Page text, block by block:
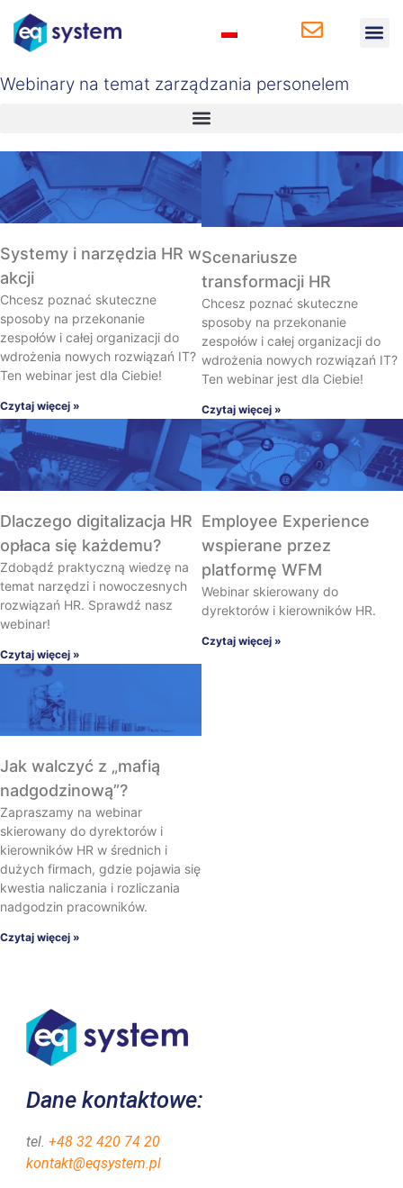
Webinary na temat zarządzania personelem
Systemy i narzędzia HR w
akcji
Chcesz poznać skuteczne
sposoby na przekonanie
zespołów i całej organizacji do
wdrożenia nowych rozwiązań IT?
Ten webinar jest dla Ciebie!
Czytaj więcej »
Scenariusze
transformacji HR
Chcesz poznać skuteczne
sposoby na przekonanie
zespołów i całej organizacji do
wdrożenia nowych rozwiązań IT?
Ten webinar jest dla Ciebie!
Czytaj więcej »
Dlaczego digitalizacja HR
opłaca się każdemu?
Zdobądź praktyczną wiedzę na
temat narzędzi i nowoczesnych
rozwiązań HR. Sprawdź nasz
webinar!
Czytaj więcej »
Employee Experience
wspierane przez
platformę WFM
Webinar skierowany do
dyrektorów i kierowników HR.
Czytaj więcej »
Jak walczyć z „mafią
nadgodzinową”?
Zapraszamy na webinar
skierowany do dyrektorów i
kierowników HR w średnich i
dużych firmach, gdzie pojawia się
kwestia naliczania i rozliczania
nadgodzin pracowników.
Czytaj więcej »
Dane kontaktowe:
tel. +48 32 420 74 20
kontakt@eqsystem.pl